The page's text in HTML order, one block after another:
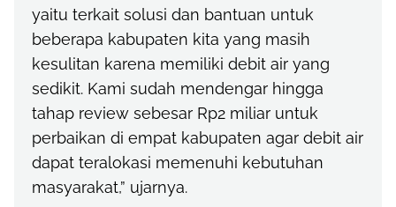
yaitu terkait solusi dan bantuan untuk
beberapa kabupaten kita yang masih
kesulitan karena memiliki debit air yang
sedikit. Kami sudah mendengar hingga
tahap review sebesar Rp2 miliar untuk
perbaikan di empat kabupaten agar debit air
dapat teralokasi memenuhi kebutuhan
masyarakat,” ujarnya.